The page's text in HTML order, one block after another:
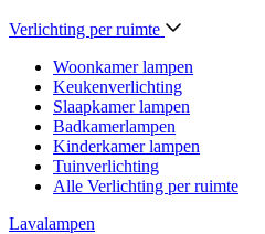
Verlichting per ruimte
Woonkamer lampen
Keukenverlichting
Slaapkamer lampen
Badkamerlampen
Kinderkamer lampen
Tuinverlichting
Alle Verlichting per ruimte
Lavalampen